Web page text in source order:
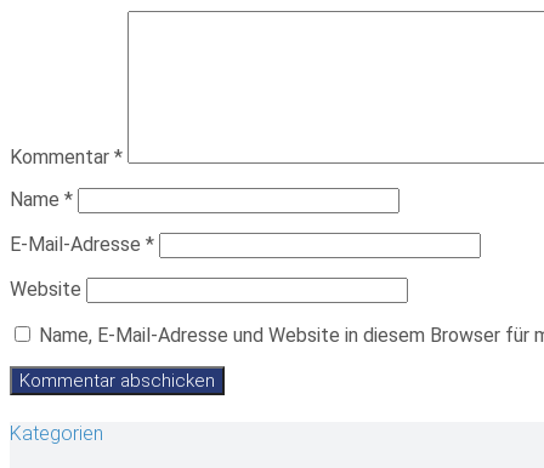
Kommentar *
Name *
E-Mail-Adresse *
Website
Name, E-Mail-Adresse und Website in diesem Browser für
Kategorien